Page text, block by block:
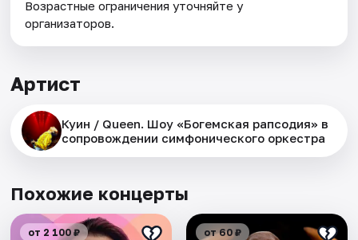
Возрастные ограничения уточняйте у
организаторов.
Артист
Куин / Queen. Шоу «Богемская рапсодия» в
сопровождении симфонического оркестра
Похожие концерты
от 2 100 ₽ от 60 ₽